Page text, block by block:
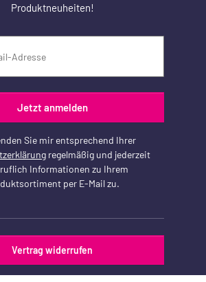
Produktneuheiten!
Jetzt anmelden
Sie mir entsprechend Ihrer
regelmäßig und jederzeit
Informationen zu Ihrem
per E-Mail zu.
Vertrag widerrufen